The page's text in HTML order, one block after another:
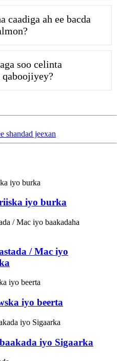
caadiga ah ee bacda
soo celinta
qaboojiyey?
shandad jeexan
iyo burka
/ Mac iyo
iyo beerta
iyo Sigaarka